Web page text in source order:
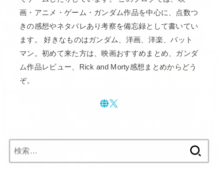
画・アニメ・ゲーム・ガンダム作品を中心に、点数つ
きの感想やネタバレあり考察を備忘録として書いてい
ます。 好きなものはガンダム、洋画、洋楽、バット
マン。初めて来た方は、映画おすすめまとめ、ガンダ
ム作品レビュー、Rick and Morty感想まとめからどう
ぞ。
索: